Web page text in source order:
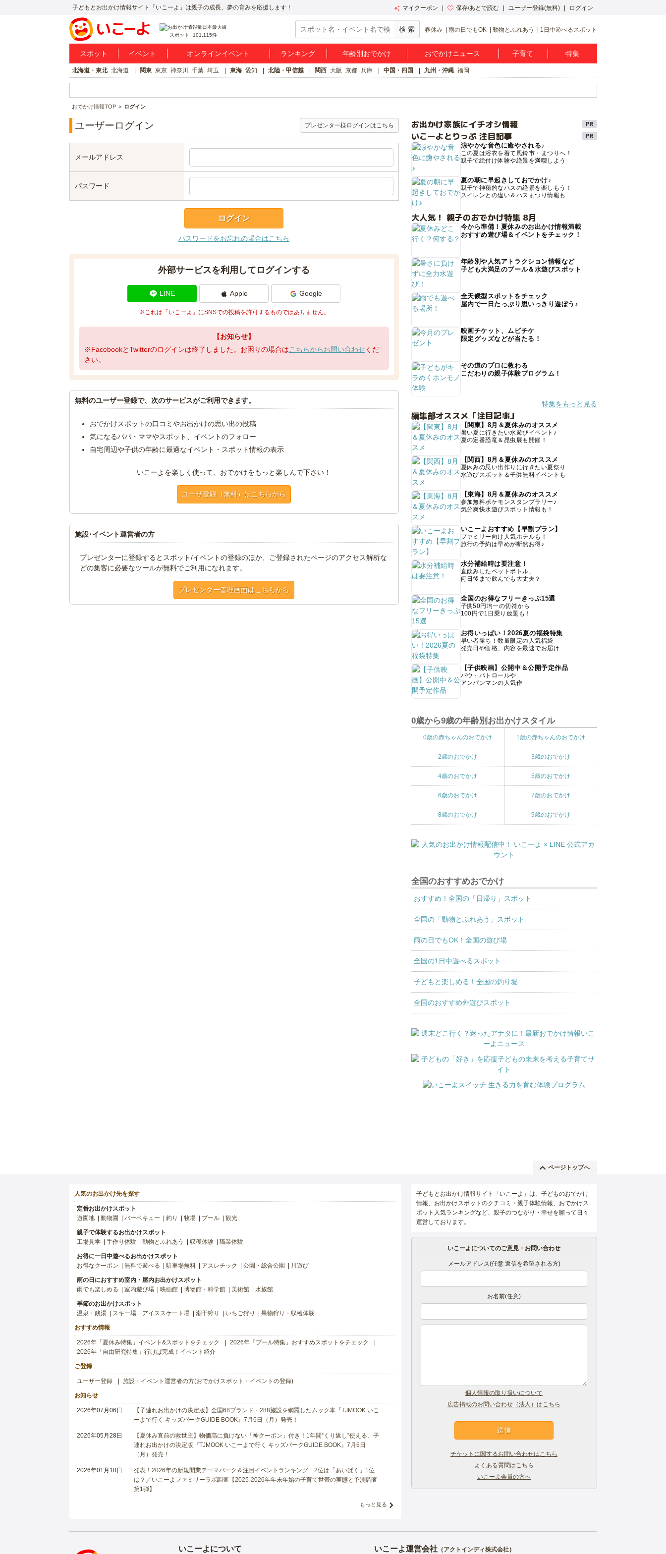
子どもとお出かけ情報サイト「いこーよ」は親子の成長、夢の育みを応援します！ マイクーポン 保存/あとで読む ユーザー登録(無料) ログイン
スポット 101,115件
春休み 雨の日でもOK 動物とふれあう 1日中遊べるスポット
スポット イベント オンラインイベント ランキング 年齢別おでかけ おでかけニュース 子育て 特集
北海道・東北 北海道 関東 東京 神奈川 千葉 埼玉 東海 愛知 北陸・甲信越 関西 大阪 京都 兵庫 中国・四国 九州・沖縄 福岡
おでかけ情報TOP ログイン
ユーザーログイン プレゼンター様ログインはこちら
メールアドレス
パスワード
パスワードをお忘れの場合はこちら
外部サービスを利用してログインする
LINE Apple Google
※これは「いこーよ」にSNSでの投稿を許可するものではありません。
【お知らせ】
※FacebookとTwitterのログインは終了しました。お困りの場合はこちらからお問い合わせくだ
さい。
無料のユーザー登録で、次のサービスがご利用できます。
おでかけスポットの口コミやお出かけの思い出の投稿
気になるパパ・ママやスポット、イベントのフォロー
自宅周辺や子供の年齢に最適なイベント・スポット情報の表示
いこーよを楽しく使って、おでかけをもっと楽しんで下さい！
ユーザ登録（無料）はこちらから
施設･イベント運営者の方
プレゼンターに登録するとスポット/イベントの登録のほか、ご登録されたページのアクセス解析な
どの集客に必要なツールが無料でご利用になれます。
プレゼンター管理画面はこちらから
お出かけ家族にイチオシ情報
いこーよとりっぷ 注目記事
涼やかな音色に癒やされる♪
この夏は浴衣を着て風鈴市・まつりへ！
親子で絵付け体験や絶景を満喫しよう
夏の朝に早起きしておでかけ♪
親子で神秘的なハスの絶景を楽しもう！
スイレンとの違い＆ハスまつり情報も
大人気！ 親子のおでかけ特集 8月
今から準備！夏休みのお出かけ情報満載
おすすめ遊び場＆イベントをチェック！
年齢別や人気アトラクション情報など
子ども大満足のプール＆水遊びスポット
全天候型スポットをチェック
屋内で一日たっぷり思いっきり遊ぼう♪
映画チケット、ムビチケ
限定グッズなどが当たる！
その道のプロに教わる
こだわりの親子体験プログラム！
特集をもっと見る
編集部オススメ「注目記事」
【関東】8月＆夏休みのオススメ
暑い夏に行きたい水遊びイベント♪
夏の定番恐竜＆昆虫展も開催！
【関西】8月＆夏休みのオススメ
夏休みの思い出作りに行きたい夏祭り
水遊びスポット＆子供無料イベントも
【東海】8月＆夏休みのオススメ
参加無料ポケモンスタンプラリー♪
気分爽快水遊びスポット情報も！
いこーよおすすめ【早割プラン】
ファミリー向け人気ホテルも！
旅行の予約は早めが断然お得♪
水分補給時は要注意！
直飲みしたペットボトル、
何日後まで飲んでも大丈夫？
全国のお得なフリーきっぷ15選
子供50円均一の切符から
100円で1日乗り放題も！
お得いっぱい！2026夏の福袋特集
早い者勝ち！数量限定の人気福袋
発売日や価格、内容を最速でお届け
【子供映画】公開中＆公開予定作品
パウ・パトロールや
アンパンマンの人気作
0歳から9歳の年齢別お出かけスタイル
0歳の赤ちゃんのおでかけ 1歳の赤ちゃんのおでかけ
2歳のおでかけ 3歳のおでかけ
4歳のおでかけ 5歳のおでかけ
6歳のおでかけ 7歳のおでかけ
8歳のおでかけ 9歳のおでかけ
全国のおすすめおでかけ
おすすめ！全国の「日帰り」スポット
全国の「動物とふれあう」スポット
雨の日でもOK！全国の遊び場
全国の1日中遊べるスポット
子どもと楽しめる！全国の釣り堀
全国のおすすめ外遊びスポット
ページトップへ
人気のお出かけ先を探す
定番お出かけスポット
遊園地
動物園 バーベキュー 釣り 牧場 プール 観光
親子で体験するお出かけスポット
工場見学
手作り体験 動物とふれあう 収穫体験 職業体験
お得に一日中遊べるお出かけスポット
お得なクーポン
無料で遊べる 駐車場無料 アスレチック 公園・総合公園 川遊び
雨の日におすすめ室内・屋内お出かけスポット
雨でも楽しめる
室内遊び場 映画館 博物館・科学館 美術館 水族館
季節のお出かけスポット
温泉・銭湯
スキー場 アイススケート場 潮干狩り いちご狩り 果物狩り・収穫体験
おすすめ情報
2026年「夏休み特集」イベント&スポットをチェック
2026年「プール特集」おすすめスポットをチェック
2026年「自由研究特集」行けば完成！イベント紹介
ご登録
ユーザー登録 施設・イベント運営者の方(おでかけスポット・イベントの登録)
お知らせ
2026年07月06日
【子連れお出かけの決定版】全国68ブランド・288施設を網羅したムック本『TJMOOK いこ
ーよで行く キッズパークGUIDE BOOK』7月6日（月）発売！
2026年05月28日
【夏休み直前の救世主】物価高に負けない「神クーポン」付き！1年間“くり返し”使える、子
連れお出かけの決定版『TJMOOK いこーよで行く キッズパークGUIDE BOOK』7月6日
（月）発売！
2026年01月10日
発表！2026年の新規開業テーマパーク＆注目イベントランキング 2位は「あいぱく」1位
は？／いこーよファミリーラボ調査【2025⁻2026年年末年始の子育て世帯の実態と予測調査
第1弾】
もっと見る
子どもとお出かけ情報サイト「いこーよ」は、子どものおでかけ
情報、お出かけスポットのクチコミ・親子体験情報、おでかけス
ポット人気ランキングなど、親子のつながり・幸せを願って日々
運営しております。
いこーよについてのご意見・お問い合わせ
メールアドレス(任意 返信を希望される方)
お名前(任意)
個人情報の取り扱いについて
広告掲載のお問い合わせ（法人）はこちら
チケットに関するお問い合わせはこちら
よくある質問はこちら
いこーよ会員の方へ
いこーよについて いこーよ運営会社（アクトインディ株式会社）